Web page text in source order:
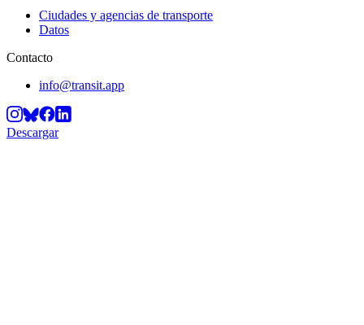
Ciudades y agencias de transporte
Datos
Contacto
info@transit.app
Descargar